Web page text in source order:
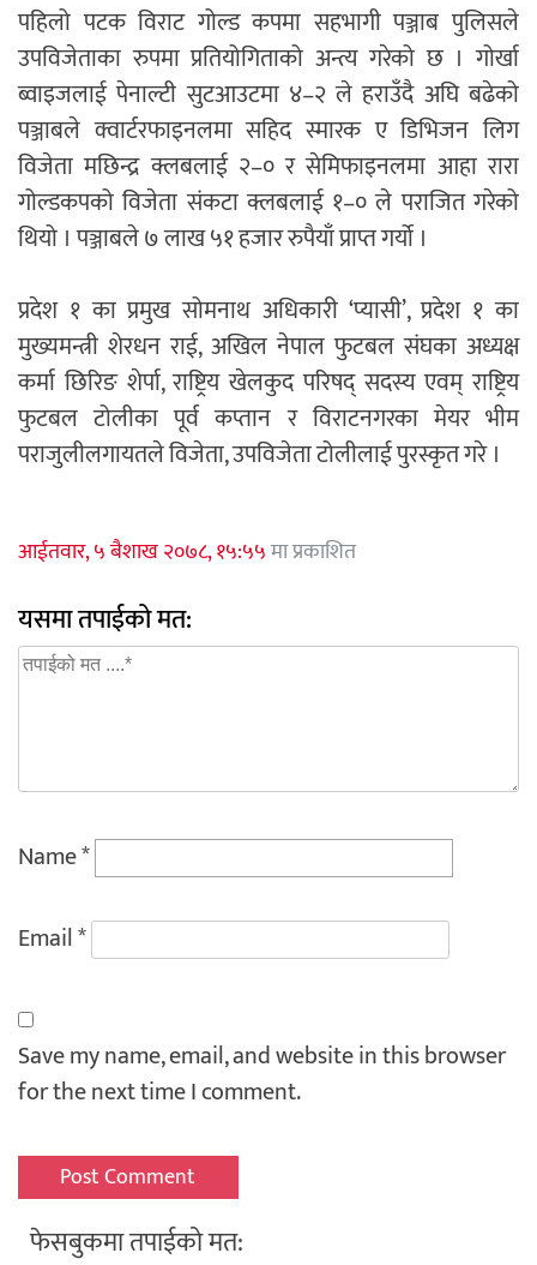
पहिलो पटक विराट गोल्ड कपमा सहभागी पञ्जाब पुलिसले
उपविजेताका रुपमा प्रतियोगिताको अन्त्य गरेको छ । गोर्खा
ब्वाइजलाई पेनाल्टी सुटआउटमा ४–२ ले हराउँदै अघि बढेको
पञ्जाबले क्वार्टरफाइनलमा सहिद स्मारक ए डिभिजन लिग
विजेता मछिन्द्र क्लबलाई २–० र सेमिफाइनलमा आहा रारा
गोल्डकपको विजेता संकटा क्लबलाई १–० ले पराजित गरेको
थियो । पञ्जाबले ७ लाख ५१ हजार रुपैयाँ प्राप्त गर्यो ।
प्रदेश १ का प्रमुख सोमनाथ अधिकारी ‘प्यासी’, प्रदेश १ का
मुख्यमन्त्री शेरधन राई, अखिल नेपाल फुटबल संघका अध्यक्ष
कर्मा छिरिङ शेर्पा, राष्ट्रिय खेलकुद परिषद् सदस्य एवम् राष्ट्रिय
फुटबल टोलीका पूर्व कप्तान र विराटनगरका मेयर भीम
पराजुलीलगायतले विजेता, उपविजेता टोलीलाई पुरस्कृत गरे ।
आईतवार, ५ बैशाख २०७८, १५:५५मा प्रकाशित
यसमा तपाईको मत:
Name*
Email*
Save my name, email, and website in this browser
for the next time I comment.
फेसबुकमा तपाईको मत: